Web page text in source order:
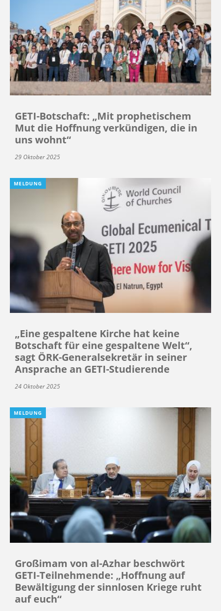
GETI-Botschaft: „Mit prophetischem
Mut die Hoffnung verkündigen, die in
uns wohnt“
29 Oktober 2025
MELDUNG
„Eine gespaltene Kirche hat keine
Botschaft für eine gespaltene Welt“,
sagt ÖRK-Generalsekretär in seiner
Ansprache an GETI-Studierende
24 Oktober 2025
MELDUNG
Großimam von al-Azhar beschwört
GETI-Teilnehmende: „Hoffnung auf
Bewältigung der sinnlosen Kriege ruht
auf euch“